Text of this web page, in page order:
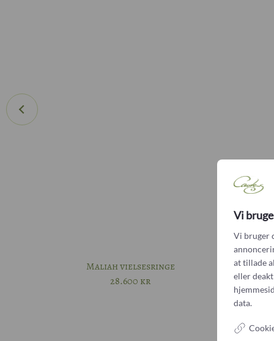
Maliah vielsesringe
28.600 kr
Vi
Vi bruger
at tillade
eller
data.